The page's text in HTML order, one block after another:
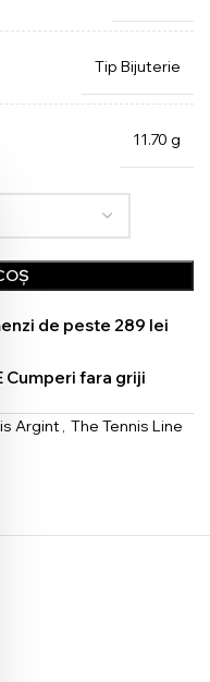
Tip Bijuterie
11.70 g
de peste 289 lei
Cumperi fara griji
Argint , The Tennis Line